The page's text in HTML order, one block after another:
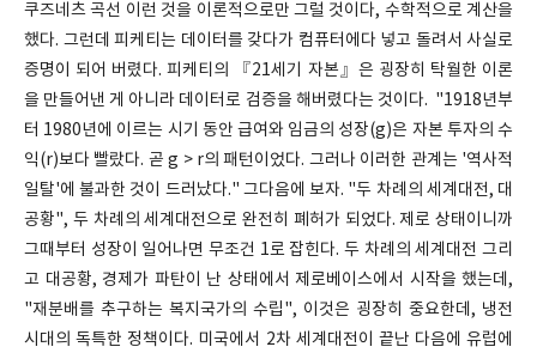
쿠즈네츠 곡선 이런 것을 이론적으로만 그럴 것이다, 수학적으로 계산을
했다. 그런데 피케티는 데이터를 갖다가 컴퓨터에다 넣고 돌려서 사실로
증명이 되어 버렸다. 피케티의 『21세기 자본』은 굉장히 탁월한 이론
을 만들어낸 게 아니라 데이터로 검증을 해버렸다는 것이다. "1918년부
터 1980년에 이르는 시기 동안 급여와 임금의 성장(g)은 자본 투자의 수
익(r)보다 빨랐다. 곧 g > r의 패턴이었다. 그러나 이러한 관계는 '역사적
일탈'에 불과한 것이 드러났다." 그다음에 보자. "두 차례의 세계대전, 대
공황", 두 차례의 세계대전으로 완전히 폐허가 되었다. 제로 상태이니까
그때부터 성장이 일어나면 무조건 1로 잡힌다. 두 차례의 세계대전 그리
고 대공황, 경제가 파탄이 난 상태에서 제로베이스에서 시작을 했는데,
"재분배를 추구하는 복지국가의 수립", 이것은 굉장히 중요한데, 냉전
시대의 독특한 정책이다. 미국에서 2차 세계대전이 끝난 다음에 유럽에